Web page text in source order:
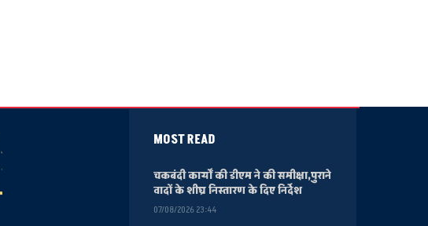
MOST READ
चकबंदी कार्यों की डीएम ने की समीक्षा,पुराने
वादों के शीघ्र निस्तारण के दिए निर्देश
07/08/2026 23:44